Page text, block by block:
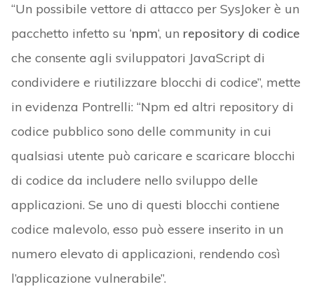
“Un possibile vettore di attacco per SysJoker è un
pacchetto infetto su ‘npm‘, un repository di codice
che consente agli sviluppatori JavaScript di
condividere e riutilizzare blocchi di codice”, mette
in evidenza Pontrelli: “Npm ed altri repository di
codice pubblico sono delle community in cui
qualsiasi utente può caricare e scaricare blocchi
di codice da includere nello sviluppo delle
applicazioni. Se uno di questi blocchi contiene
codice malevolo, esso può essere inserito in un
numero elevato di applicazioni, rendendo così
l’applicazione vulnerabile”.